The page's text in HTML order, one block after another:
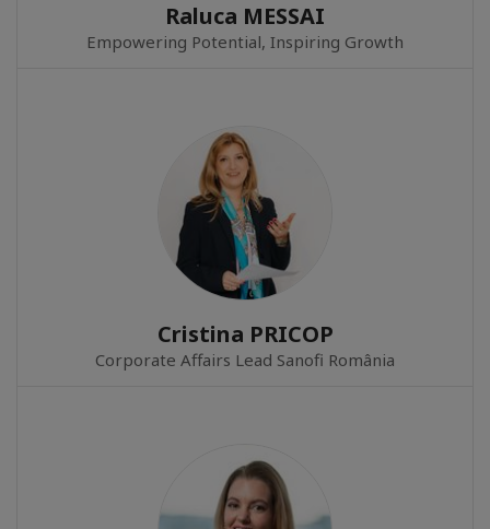
Raluca MESSAI
Empowering Potential, Inspiring Growth
Cristina PRICOP
Corporate Affairs Lead Sanofi România